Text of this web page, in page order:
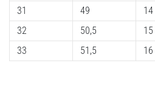
το
shuttle
run
δοκιμάζει
την
31
32
33
49
50,5
51,5
14
15
16